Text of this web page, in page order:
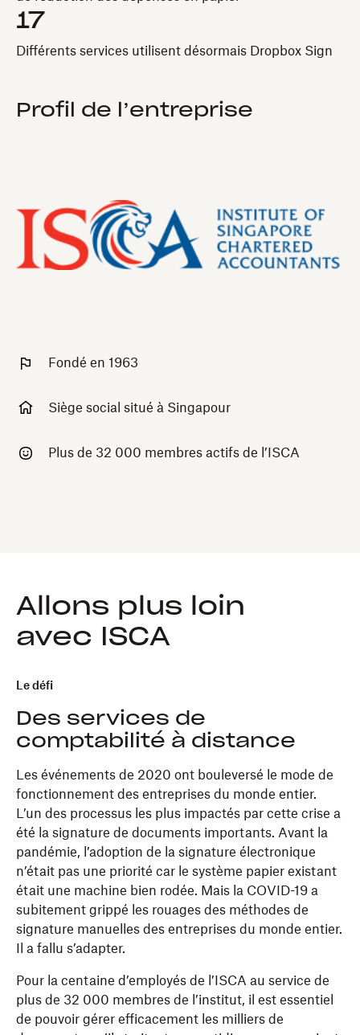
17
Différents services utilisent désormais Dropbox Sign
Profil de l’entreprise
Fondé en 1963
Siège social situé à Singapour
Plus de 32 000 membres actifs de l’ISCA
Allons plus loin
avec ISCA
Le défi
Des services de
comptabilité à distance
Les événements de 2020 ont bouleversé le mode de
fonctionnement des entreprises du monde entier.
L’un des processus les plus impactés par cette crise a
été la signature de documents importants. Avant la
pandémie, l’adoption de la signature électronique
n’était pas une priorité car le système papier existant
était une machine bien rodée. Mais la COVID-19 a
subitement grippé les rouages des méthodes de
signature manuelles des entreprises du monde entier.
Il a fallu s’adapter.
Pour la centaine d’employés de l’ISCA au service de
plus de 32 000 membres de l’institut, il est essentiel
de pouvoir gérer efficacement les milliers de